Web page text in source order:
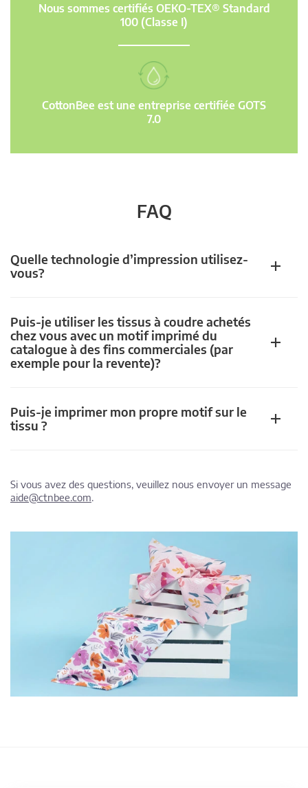
Nous sommes certifiés OEKO-TEX® Standard
100 (Classe I)
CottonBee est une entreprise certifiée GOTS
7.0
FAQ
Quelle technologie d’impression utilisez-
vous?
Puis-je utiliser les tissus à coudre achetés
chez vous avec un motif imprimé du
catalogue à des fins commerciales (par
exemple pour la revente)?
Puis-je imprimer mon propre motif sur le
tissu ?
Si vous avez des questions, veuillez nous envoyer un message
aide@ctnbee.com.